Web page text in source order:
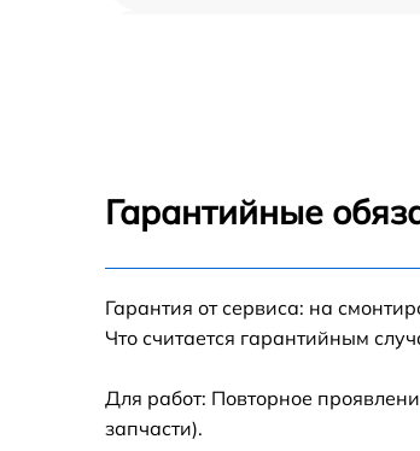
Замена термодатчика Indesit
(WH)
Гарантийные
Гарантия от сервиса: на
Что считается гарантийным
Для работ: Повторное
запчасти).